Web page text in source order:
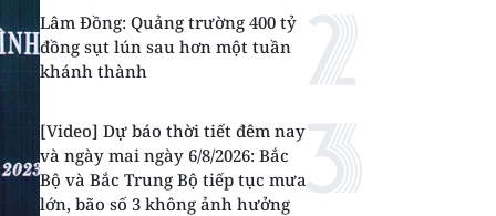
Lâm Đồng: Quảng trường 400 tỷ
đồng sụt lún sau hơn một tuần
khánh thành
[Video] Dự báo thời tiết đêm nay
và ngày mai ngày 6/8/2026: Bắc
Bộ và Bắc Trung Bộ tiếp tục mưa
lớn, bão số 3 không ảnh hưởng